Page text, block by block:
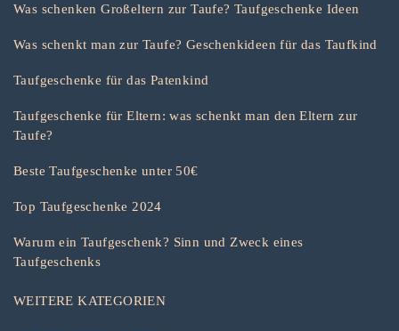
Was schenken Großeltern zur Taufe? Taufgeschenke Ideen
Was schenkt man zur Taufe? Geschenkideen für das Taufkind
Taufgeschenke für das Patenkind
Taufgeschenke für Eltern: was schenkt man den Eltern zur
Taufe?
Beste Taufgeschenke unter 50€
Top Taufgeschenke 2024
Warum ein Taufgeschenk? Sinn und Zweck eines
Taufgeschenks
WEITERE KATEGORIEN